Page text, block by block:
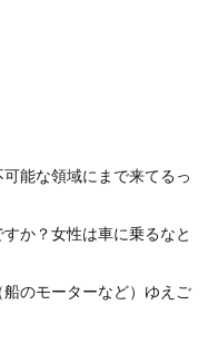
能な領域にまで来てるっ
か？女性は車に乗るなと
船のモーターなど）ゆえご